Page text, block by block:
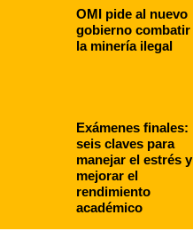
OMI pide al nuevo
gobierno combatir
la minería ilegal
Exámenes finales:
seis claves para
manejar el estrés y
mejorar el
rendimiento
académico